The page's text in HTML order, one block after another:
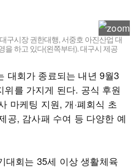
구시장 권한대행, 서중호 아진산업 대
을 하고 있다(왼쪽부터). 대구시 제공
대회가 종료되는 내년 9월3
위를 가지게 된다. 공식 후원
마케팅 지원, 개·폐회식 초
공, 감사패 수여 등 다양한 예
대회는 35세 이상 생활체육